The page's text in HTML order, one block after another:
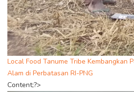
Local Food Tanume Tribe Kembangkan
Alam di Perbatasan RI-PNG
Content;?>